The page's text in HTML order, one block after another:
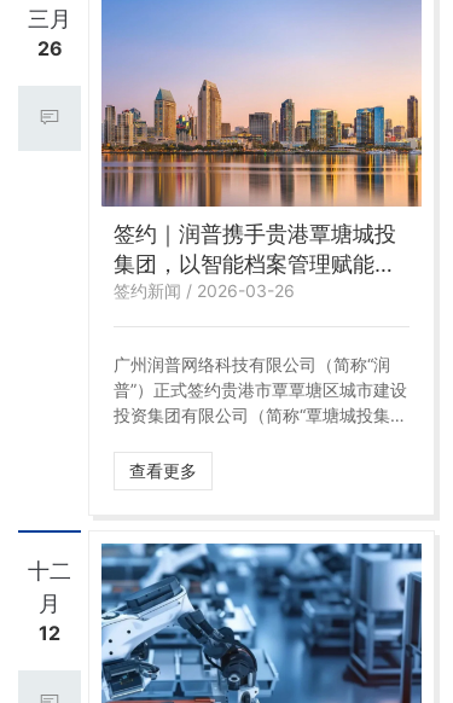
三月
26
签约｜润普携手贵港覃塘城投
集团，以智能档案管理赋能城
市建设高质量发展
签约新闻 / 2026-03-26
广州润普网络科技有限公司（简称“润
普”）正式签约贵港市覃覃塘区城市建设
投资集团有限公司（简称“覃塘城投集
统，以数字化手段破解城投行业档案管
理痛点，规范档案全生命周期管理，筑
现国有资产精细化管控，为贵港平塘城
市建设与区域发展注入数字化动力
查看更多
十二
月
12